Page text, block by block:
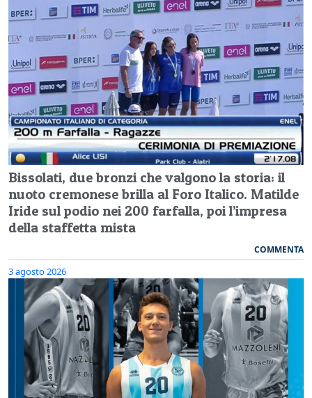
Bissolati, due bronzi che valgono la storia: il
nuoto cremonese brilla al Foro Italico. Matilde
Iride sul podio nei 200 farfalla, poi l’impresa
della staffetta mista
COMMENTA
3 agosto 2026